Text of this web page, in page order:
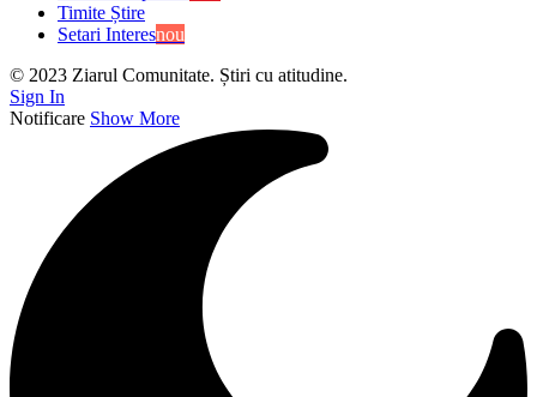
Timite Știre
Setari Interesnou
© 2023 Ziarul Comunitate. Știri cu atitudine.
Sign In
Notificare Show More